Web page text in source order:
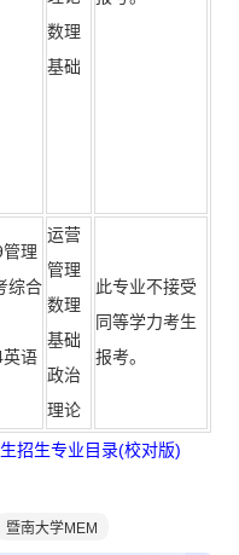
数理
基础
理
综合
语
运营
管理
数理
基础
政治
理论
此专业不接受
同等学力考生
报考。
招生专业目录(校对版)
暨南大学MEM